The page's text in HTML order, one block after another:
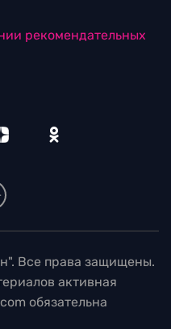
рекомендательных
Все права защищены.
активная
обязательна